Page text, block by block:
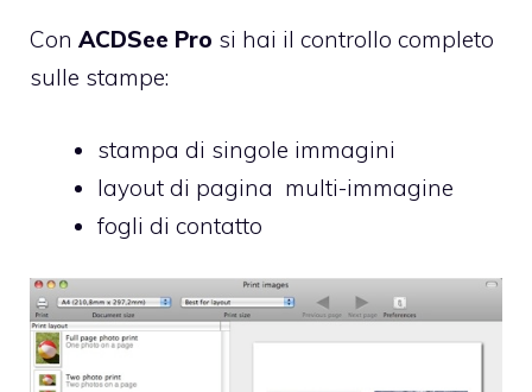
Con ACDSee Pro si hai il controllo completo
sulle stampe:
stampa di singole immagini
layout di pagina multi-immagine
fogli di contatto